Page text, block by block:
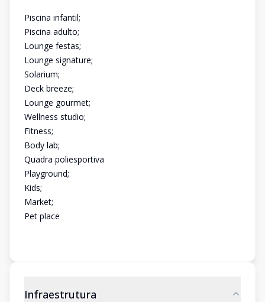
Piscina infantil;
Piscina adulto;
Lounge festas;
Lounge signature;
Solarium;
Deck breeze;
Lounge gourmet;
Wellness studio;
Fitness;
Body lab;
Quadra poliesportiva
Playground;
Kids;
Market;
Pet place
Infraestrutura